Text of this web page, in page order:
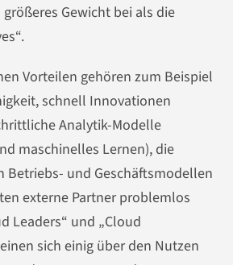
Gewicht bei als die
Vorteilen gehören zum Beispiel
schnell Innovationen
Analytik-Modelle
maschinelles Lernen), die
Betriebs- und Geschäftsmodellen
externe Partner problemlos
Leaders“ und „Cloud
sich einig über den Nutzen